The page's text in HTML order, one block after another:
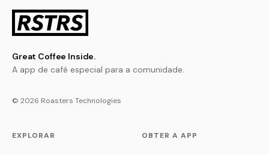
Great Coffee Inside.
A app de café especial para a comunidade.
© 2026 Roasters Technologies
EXPLORAR OBTER A APP